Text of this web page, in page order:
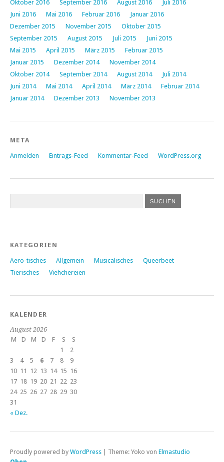
Oktober 2016
September 2016 August 2016
Juli 2016
Juni 2016
Mai 2016 Februar 2016
Januar 2016
Dezember 2015
November 2015
Oktober 2015
September 2015
August 2015 Juli 2015
Juni 2015
Mai 2015
April 2015 März 2015
Februar 2015
Januar 2015
Dezember 2014
November 2014
Oktober 2014
September 2014 August 2014
Juli 2014
Juni 2014
Mai 2014 April 2014 März 2014
Februar 2014
Januar 2014
Dezember 2013 November 2013
META
Anmelden Eintrags-Feed Kommentar-Feed WordPress.org
KATEGORIEN
Aero-tisches Allgemein Musicalisches
Queerbeet
Tierisches
Viehchereien
KALENDER
August 2026
M
D M D F S
S
1
2
3
4 5 6 7 8
9
10 11 12 13 14 15 16
17 18 19 20 21 22 23
24 25 26 27 28 29 30
31
« Dez.
Proudly powered by WordPress | Theme: Yoko von Elmastudio